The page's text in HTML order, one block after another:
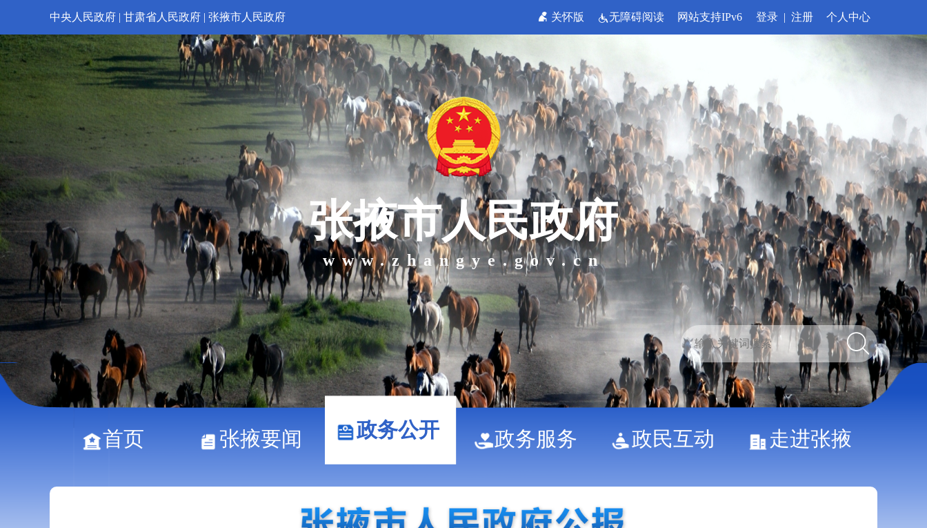
中央人民政府 | 甘肃省人民政府 | 张掖市人民政府 关怀版 无障碍阅读 网站支持IPv6 登录 | 注册 个人中心
张掖市人民政府
www.zhangye.gov.cn
首页 张掖要闻 政务公开 政务服务 政民互动 走进张掖